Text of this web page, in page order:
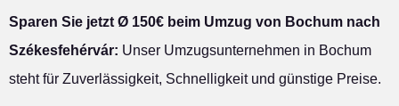
Sparen Sie jetzt Ø 150€ beim Umzug von Bochum nach
Székesfehérvár: Unser Umzugsunternehmen in Bochum
steht für Zuverlässigkeit, Schnelligkeit und günstige Preise.